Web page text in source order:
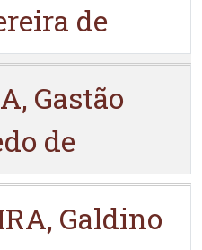
de
Gastão
de
Galdino